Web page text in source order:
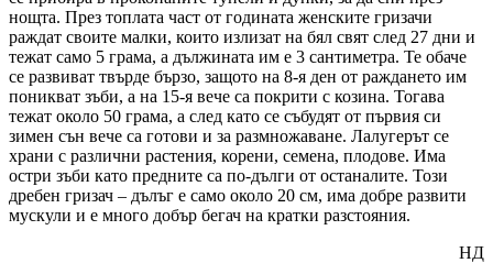
нощта. През топлата част от годината женските гризачи
раждат своите малки, които излизат на бял свят след 27 дни и
тежат само 5 грама, а дължината им е 3 сантиметра. Те обаче
се развиват твърде бързо, защото на 8-я ден от раждането им
поникват зъби, а на 15-я вече са покрити с козина. Тогава
тежат около 50 грама, а след като се събудят от първия си
зимен сън вече са готови и за размножаване. Лалугерът се
храни с различни растения, корени, семена, плодове. Има
остри зъби като предните са по-дълги от останалите. Този
дребен гризач – дълъг е само около 20 см, има добре развити
мускули и е много добър бегач на кратки разстояния.
НД